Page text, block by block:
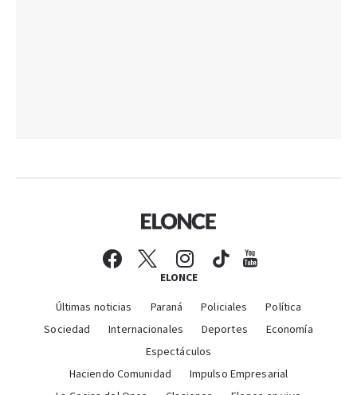
ELONCE
Últimas noticias Paraná Policiales
Política
Sociedad
Internacionales Deportes
Economía
Espectáculos
Haciendo Comunidad
Impulso Empresarial